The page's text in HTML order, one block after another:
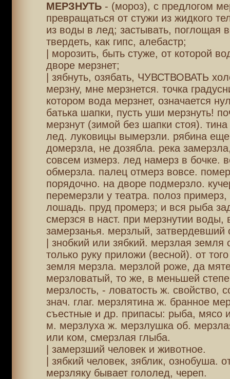
МЕРЗНУТЬ- (мороз), с предлогом
превращаться от стужи из жидкого
из воды в лед; застывать, поглощая
твердеть, как гипс, алебастр;
| морозить, быть стуже, от которой
дворе мерзнет;
| зябнуть, озябать, ЧУВСТВОВАТЬ
мерзну, мне мерзнется. точка
котором вода мерзнет, означается
батька шапки, пусть уши мерзнуть!
мерзнут (зимой без шапки стоя).
лед. луковицы вымерзли. рябина еще
домерзла, не дозябла. река
совсем измерз. лед намерз в бочке.
обмерзла. палец отмерз вовсе.
порядочно. на дворе подмерзло.
перемерзли у театра. полоз примерз,
лошадь. пруд промерз; и вся рыба
смерзся в наст. при мерзнутии воды,
замерзанья. мерзлый, затвердевший
| знобкий или зябкий. мерзлая земля
только руку приложи (весной). от
земля мерзла. мерзлой роже, да
мерзловатый, то же, в меньшей
мерзлость, - ловатость ж. свойство,
знач. глаг. мерзлятина ж. бранное
съестные и др. припасы: рыба, мясо
м. мерзлуха ж. мерзлушка об.
или ком, смерзлая глыба.
| замерзший человек и животное.
| зябкий человек, зяблик, ознобуша.
мерзляку бывает гололед, череп.